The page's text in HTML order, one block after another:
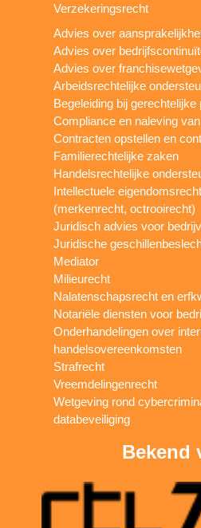
Verzekeringsrecht
Advies over
Advies over
Advies over
Arbeidsrechtelijke
Begeleiding bij gerechtelijke
Compliance en naleving
Contracten opstellen en
Familierechtelijke zaken
Handelsrechtelijke
Intellectuele
(merkenrecht, octrooirecht)
Juridisch advies voor
Juridische
Mediator
Milieurecht
Nalatenschapsrecht en
Notariële diensten voor
Onderhandelingen over
handelsovereenkomsten
Strafrecht
Vreemdelingenrecht
Wetgeving rond
databeveiliging
Bekend